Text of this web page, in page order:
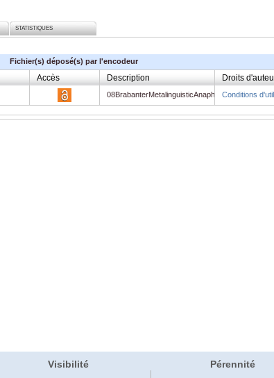
STATISTIQUES
Fichier(s) déposé(s) par l'encodeur
Accès Description Droits
08BrabanterMetalinguisticAnaphoraConditions
Visibilité Pérennité